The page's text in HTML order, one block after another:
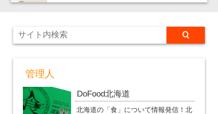
管理人
DoFood北海道
北海道の「食」について情報発信！北